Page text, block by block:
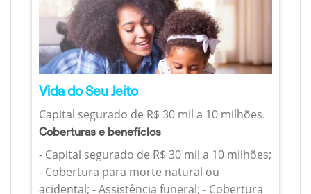
Vida do Seu Jeito
Capital segurado de R$ 30 mil a 10 milhões.
Coberturas e benefícios
- Capital segurado de R$ 30 mil a 10 milhões;
- Cobertura para morte natural ou
acidental; - Assistência funeral; - Cobertura